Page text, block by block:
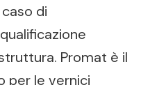
di
Promat è il
per le vernici